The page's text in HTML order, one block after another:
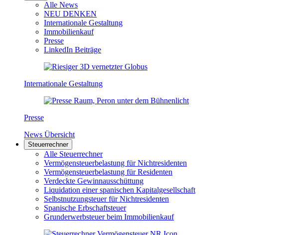
Alle News
NEU DENKEN
Internationale Gestaltung
Immobilienkauf
Presse
LinkedIn Beiträge
Internationale Gestaltung
Presse
News Übersicht
Steuerrechner
Alle Steuerrechner
Vermögensteuerbelastung für Nichtresidenten
Vermögensteuerbelastung für Residenten
Verdeckte Gewinnausschüttung
Liquidation einer spanischen Kapitalgesellschaft
Selbstnutzungsteuer für Nichtresidenten
Spanische Erbschaftsteuer
Grunderwerbsteuer beim Immobilienkauf